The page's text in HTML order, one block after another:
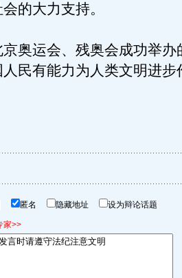
的大力支持。
运会、残奥会成功举办
民有能力为人类文明进步
匿名 隐藏地址 设为辩论话题
家>>